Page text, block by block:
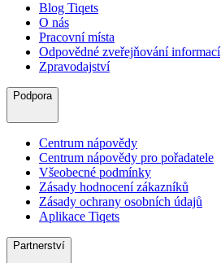
Blog Tiqets
O nás
Pracovní místa
Odpovědné zveřejňování informací
Zpravodajství
Podpora
Centrum nápovědy
Centrum nápovědy pro pořadatele
Všeobecné podmínky
Zásady hodnocení zákazníků
Zásady ochrany osobních údajů
Aplikace Tiqets
Partnerství